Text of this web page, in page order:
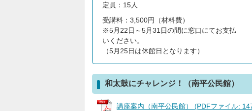
定員：15人
受講料：3,500円（材料費）
※5月22日～5月31日の間に窓口にてお支払
いください。
（5月25日は休館日となります）
和太鼓にチャレンジ！（南平公民館）
講座案内（南平公民館） (PDFファイル: